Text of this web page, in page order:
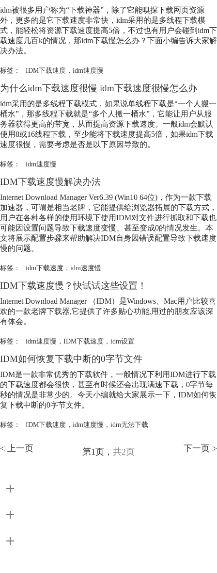
idm被很多用户称为“下载神器”，除了它能嗅探下载网页资源
外，更多的是它下载速度非常快，idm采用的是多线程下载模
式，能轻松将资源下载速度提高5倍，不过也有用户会碰到idm下
载速度几百k的情况，那idm下载慢怎么办？下面小编告诉大家解
决办法。
标签： IDM下载速度， idm速度慢
为什么idm下载速度很慢 idm下载速度很慢怎么办
idm采用的是多线程下载模式，如果说单线程下载是“一个人搬一
桶水”，那多线程下载就是“多个人搬一桶水”，它能让用户从服
务器获得更高的带宽，从而提高资源下载速度。一般idm会默认
使用8或16线程下载，至少能将下载速度提高5倍，如果idm下载
速度很慢，需要考虑是否是以下原因导致的。
标签： idm速度慢
IDM下载速度慢解决办法
Internet Download Manager Ver6.39 (Win10 64位)，作为一款下载
加速器，可谓是相当老牌，它能提供给浏览器拓展的下载方式，
用户在各种各样的使用环境下使用IDM对文件进行抓取和下载也
可能因设置问题导致下载速度变慢、甚至变成0的情况发生。本
文将展示配置步骤来帮助解决IDM自身因错误配置导致下载速度
慢的问题。
标签： idm下载速度， idm速度慢
IDM下载速度慢？快试试这些设置！
Internet Download Manager （IDM）是Windows、Mac用户比较喜
欢的一款老牌下载器,它提供了许多贴心功能,用过的朋友应该深
有体会。
标签： idm速度慢 ， IDM下载速度， idm设置
IDM如何恢复下载中断的0字节文件
IDM是一款非常优秀的下载软件，一般情况下利用IDM进行下载
的下载速度都会很快，甚至有时候还会出现满速下载，0字节每
秒的情况是非常少的。今天小编就给大家展示一下，IDM如何恢
复下载中断的0字节文件。
标签： IDM下载速度， idm速度慢 ， idm无法下载
< 上一页 第1页， 共2页 下一页 >